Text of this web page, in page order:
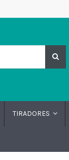
TIRADORES